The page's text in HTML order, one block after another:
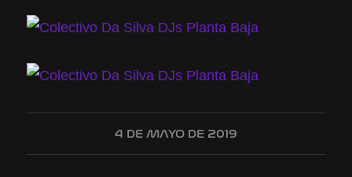
4 DE MAYO DE 2019